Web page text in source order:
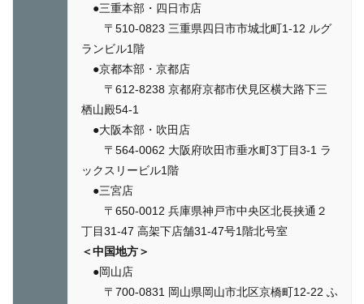
●三重本部・四日市店
〒510-0823 三重県四日市市城北町1-12 ルグ
ランビル1階
●京都本部・京都店
〒612-8238 京都府京都市伏見区横大路下三
栖山殿54-1
●大阪本部・吹田店
〒564-0062 大阪府吹田市垂水町3丁目3-1 ラ
ックスリービル1階
●三宮店
〒650-0012 兵庫県神戸市中央区北長挟通２
丁目31-47 高架下店舗31-47号1階北号室
＜中国地方＞
●岡山店
〒700-0831 岡山県岡山市北区京橋町12-22 ふ